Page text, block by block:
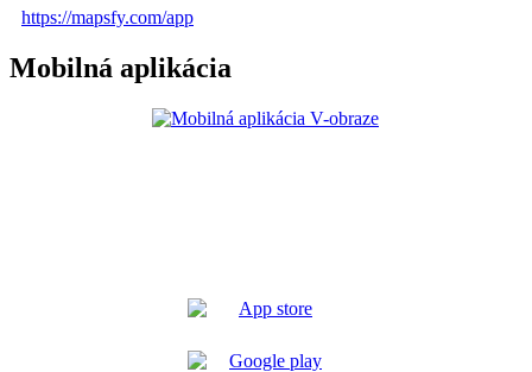
https://mapsfy.com/app
Mobilná aplikácia